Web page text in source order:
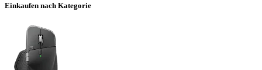
Einkaufen nach Kategorie